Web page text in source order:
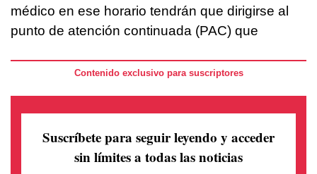
médico en ese horario tendrán que dirigirse al
punto de atención continuada (PAC) que
Contenido exclusivo para suscriptores
Suscríbete para seguir leyendo y acceder
sin límites a todas las noticias